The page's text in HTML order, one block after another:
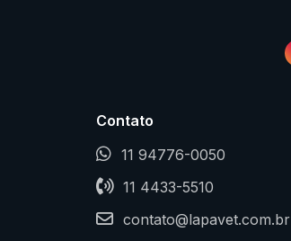
Contato
11 94776-0050
11 4433-5510
contato@lapavet.com.br